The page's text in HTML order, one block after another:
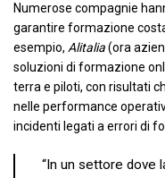
Numerose compagnie
garantire formazione
esempio, Alitalia(ora
soluzioni di formazione
terra e piloti, con risultati
nelle performance
incidenti legati a errori di
“In un settore dove